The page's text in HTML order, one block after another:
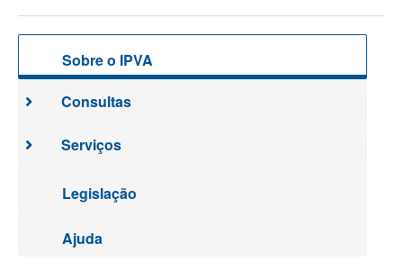
Sobre o IPVA
Consultas
Serviços
Legislação
Ajuda